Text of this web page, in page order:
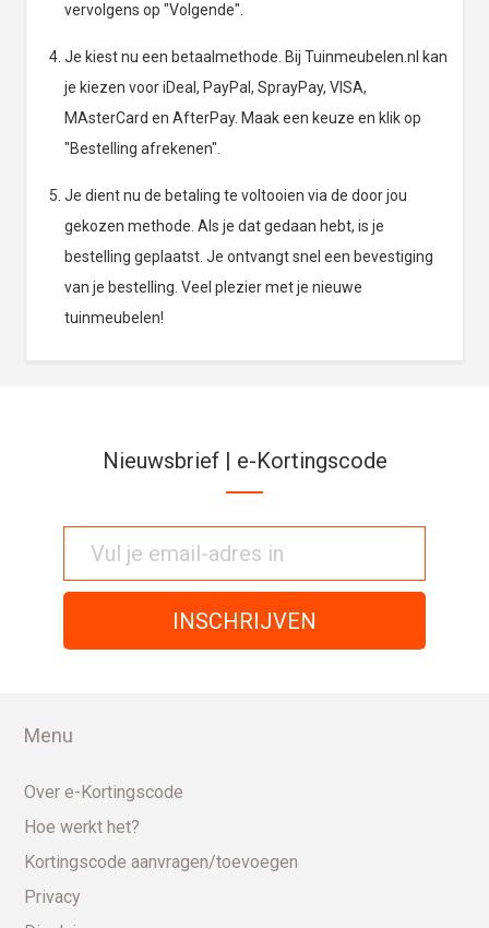
vervolgens op "Volgende".
Je kiest nu een betaalmethode. Bij Tuinmeubelen.nl kan
je kiezen voor iDeal, PayPal, SprayPay, VISA,
MAsterCard en AfterPay. Maak een keuze en klik op
"Bestelling afrekenen".
Je dient nu de betaling te voltooien via de door jou
gekozen methode. Als je dat gedaan hebt, is je
bestelling geplaatst. Je ontvangt snel een bevestiging
van je bestelling. Veel plezier met je nieuwe
tuinmeubelen!
Nieuwsbrief | e-Kortingscode
Menu
Over e-Kortingscode
Hoe werkt het?
Kortingscode aanvragen/toevoegen
Privacy